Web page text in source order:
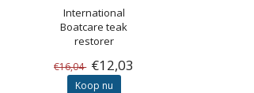
International
Boatcare teak
restorer
€16,04 €12,03
Koop nu